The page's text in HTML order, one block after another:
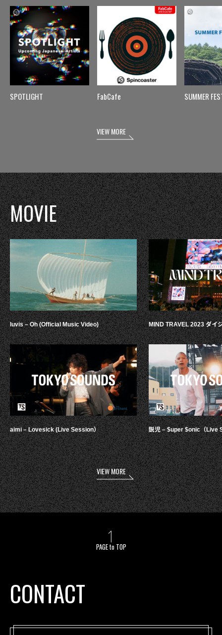
SPOTLIGHT FabCafe SUMMER
VIEW MORE
MOVIE
luvis – Oh (Official Music Video)
aimi – Lovesick (Live Session）
MIND TRAVEL 2023 ダイ
鋭児 – $uper $onic（Live
VIEW MORE
PAGE to TOP
CONTACT